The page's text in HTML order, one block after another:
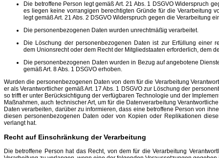
Die betroffene Person legt gemäß Art. 21 Abs. 1 DSGVO Widerspruch
es liegen keine vorrangigen berechtigten Gründe für die Verarbeitung
legt gemäß Art. 21 Abs. 2 DSGVO Widerspruch gegen die Verarbeitung
Die personenbezogenen Daten wurden unrechtmäßig verarbeitet.
Die Löschung der personenbezogenen Daten ist zur Erfüllung einer
dem Unionsrecht oder dem Recht der Mitgliedstaaten erforderlich, dem
Die personenbezogenen Daten wurden in Bezug auf angebotene
gemäß Art. 8 Abs. 1 DSGVO erhoben.
Wurden die personenbezogenen Daten von dem für die Verarbeitung
er als Verantwortlicher gemäß Art. 17 Abs. 1 DSGVO zur Löschung der
so trifft er unter Berücksichtigung der verfügbaren Technologie und der
Maßnahmen, auch technischer Art, um für die Datenverarbeitung
Daten verarbeiten, darüber zu informieren, dass eine betroffene Person von
diesen personenbezogenen Daten oder von Kopien oder Replikationen
verlangt hat.
Recht auf Einschränkung der Verarbeitung
Die betroffene Person hat das Recht, von dem für die Verarbeitung